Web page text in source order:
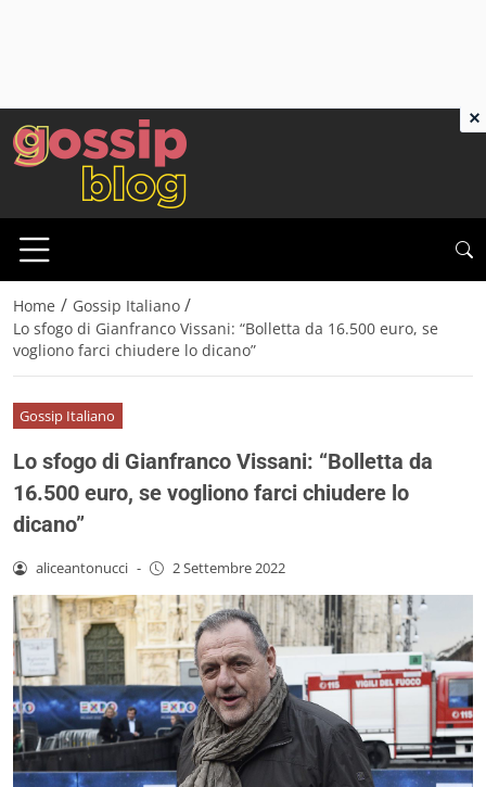
Home / Gossip Italiano /
Lo sfogo di Gianfranco Vissani: “Bolletta da 16.500 euro, se
vogliono farci chiudere lo dicano”
Gossip Italiano
Lo sfogo di Gianfranco Vissani: “Bolletta da
16.500 euro, se vogliono farci chiudere lo
dicano”
aliceantonucci - 2 Settembre 2022
×